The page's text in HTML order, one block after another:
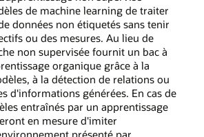
de machine learning de traiter
données non étiquetés sans tenir
ou des mesures. Au lieu de
non supervisée fournit un bac à
organique grâce à la
à la détection de relations ou
d'informations générées. En cas de
entraînés par un apprentissage
en mesure d'imiter